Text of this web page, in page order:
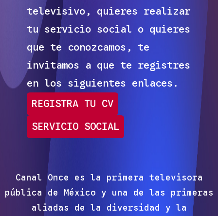
televisivo, quieres realizar
tu servicio social o quieres
que te conozcamos, te
invitamos a que te registres
en los siguientes enlaces.
REGISTRA TU CV
SERVICIO SOCIAL
Canal Once es la primera televisora
pública de México y una de las primeras
aliadas de la diversidad y la